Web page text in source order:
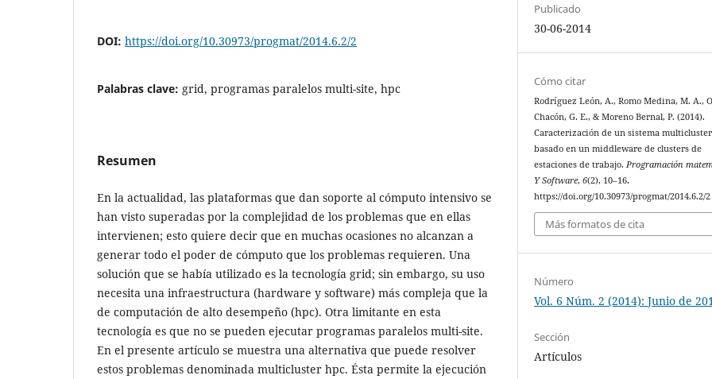
DOI: https://doi.org/10.30973/progmat/2014.6.2/2
Palabras clave: grid, programas paralelos multi-site, hpc
Resumen
En la actualidad, las plataformas que dan soporte al cómputo intensivo se
han visto superadas por la complejidad de los problemas que en ellas
intervienen; esto quiere decir que en muchas ocasiones no alcanzan a
generar todo el poder de cómputo que los problemas requieren. Una
solución que se había utilizado es la tecnología grid; sin embargo, su uso
necesita una infraestructura (hardware y software) más compleja que la
de computación de alto desempeño (hpc). Otra limitante en esta
tecnología es que no se pueden ejecutar programas paralelos multi-site.
En el presente artículo se muestra una alternativa que puede resolver
estos problemas denominada multicluster hpc. Ésta permite la ejecución
Publicado
30-06-2014
Cómo citar
Rodríguez León, A., Romo Medina, M. A.,
Chacón, G. E., & Moreno Bernal, P. (2014).
Caracterización de un sistema
basado en un middleware de clusters de
estaciones de trabajo.Programación
Y Software,6(2), 10–16.
https://doi.org/10.30973/progmat/2014.6.2/2
Más formatos de cita
Número
Vol. 6 Núm. 2 (2014): Junio de
Sección
Artículos